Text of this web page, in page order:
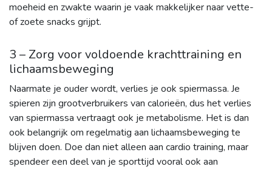
moeheid en zwakte waarin je vaak makkelijker naar vette-
of zoete snacks grijpt.
3 – Zorg voor voldoende krachttraining en
lichaamsbeweging
Naarmate je ouder wordt, verlies je ook spiermassa. Je
spieren zijn grootverbruikers van calorieën, dus het verlies
van spiermassa vertraagt ook je metabolisme. Het is dan
ook belangrijk om regelmatig aan lichaamsbeweging te
blijven doen. Doe dan niet alleen aan cardio training, maar
spendeer een deel van je sporttijd vooral ook aan